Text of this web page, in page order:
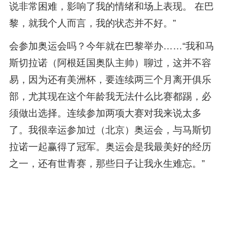
说非常困难，影响了我的情绪和场上表现。 在巴
黎，就我个人而言，我的状态并不好。”
会参加奥运会吗？今年就在巴黎举办……“我和马
斯切拉诺（阿根廷国奥队主帅）聊过，这并不容
易，因为还有美洲杯，要连续两三个月离开俱乐
部，尤其现在这个年龄我无法什么比赛都踢，必
须做出选择。连续参加两项大赛对我来说太多
了。我很幸运参加过（北京）奥运会，与马斯切
拉诺一起赢得了冠军。奥运会是我最美好的经历
之一，还有世青赛，那些日子让我永生难忘。”